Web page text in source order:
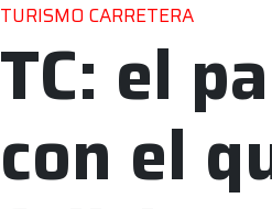
TURISMO CARRETERA
TC: el
con el